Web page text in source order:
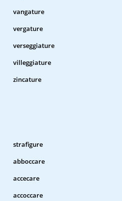
vangature
vergature
verseggiature
villeggiature
zincature
strafigure
abboccare
accecare
accoccare